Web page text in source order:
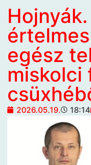
egész
miskolci
2026.05.19. 18:14